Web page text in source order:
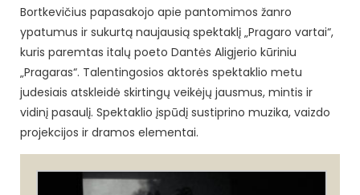
Bortkevičius papasakojo apie pantomimos žanro
ypatumus ir sukurtą naujausią spektaklį „Pragaro vartai“,
kuris paremtas italų poeto Dantės Aligjerio kūriniu
„Pragaras“. Talentingosios aktorės spektaklio metu
judesiais atskleidė skirtingų veikėjų jausmus, mintis ir
vidinį pasaulį. Spektaklio įspūdį sustiprino muzika, vaizdo
projekcijos ir dramos elementai.